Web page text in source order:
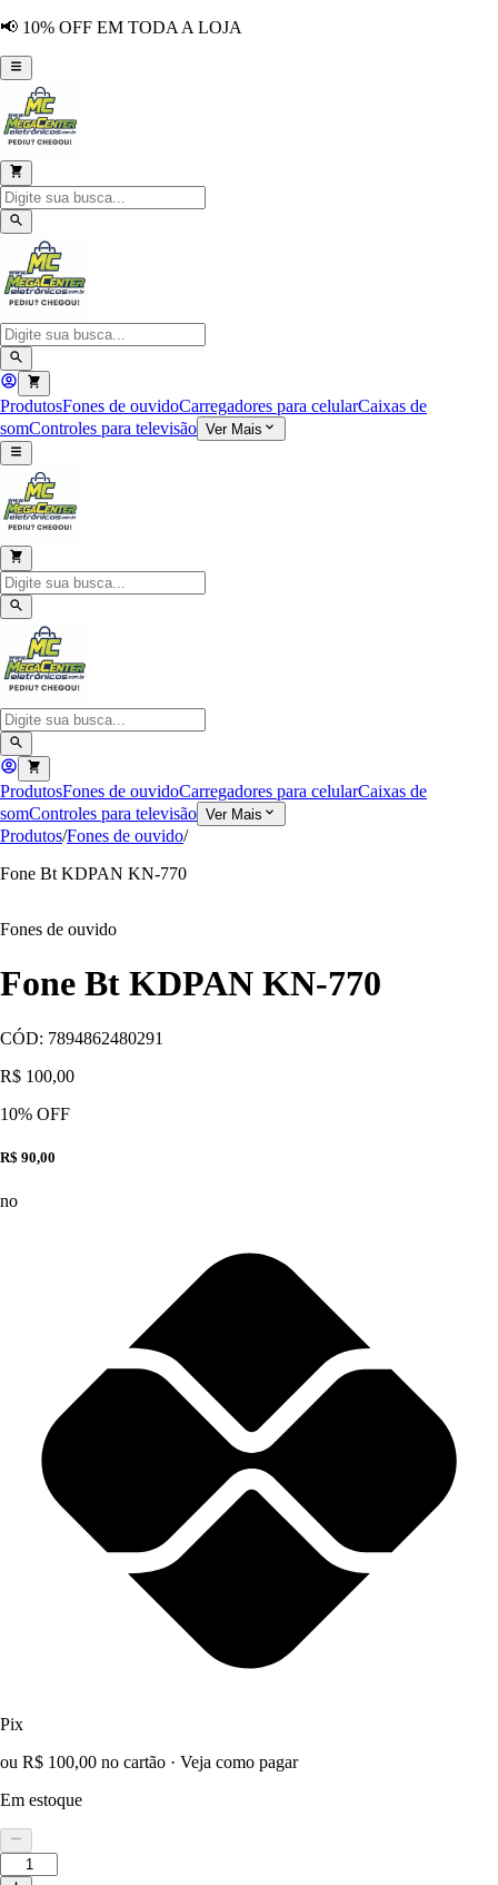
📢 10% OFF EM TODA A LOJA
ProdutosFones de ouvidoCarregadores para celularCaixas de
somControles para televisão Ver Mais
ProdutosFones de ouvidoCarregadores para celularCaixas de
somControles para televisão Ver Mais
Produtos/Fones de ouvido/
Fone Bt KDPAN KN-770
Fones de ouvido
Fone Bt KDPAN KN-770
CÓD: 7894862480291
R$ 100,00
10% OFF
R$ 90,00
no
Pix
ou R$ 100,00 no cartão · Veja como pagar
Em estoque